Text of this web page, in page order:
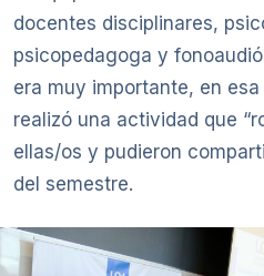
docentes disciplinares,
psicopedagoga y
era muy importante, en
realizó una actividad que
ellas/os y pudieron
del semestre.